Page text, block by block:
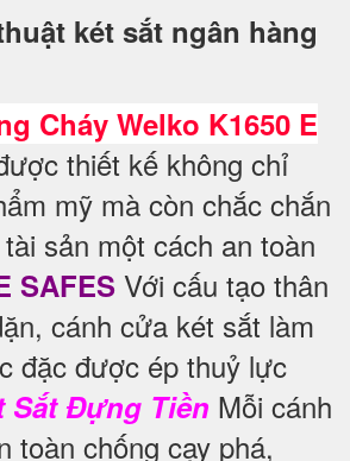
két sắt ngân hàng
Cháy Welko K1650 E
thiết kế không chỉ
mỹ mà còn chắc chắn
sản một cách an toàn
SAFES Với cấu tạo thân
cánh cửa két sắt làm
đặc được ép thuỷ lực
Sắt Đựng Tiền Mỗi cánh
toàn chống cạy phá,